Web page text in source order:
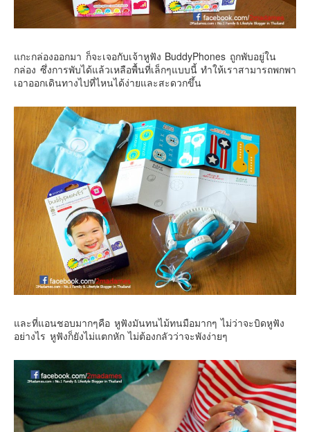
เวียดนาม
ฮ่องกง
มัลดีฟส์
อินเดีย
อินโดนีเซีย
เกาหลีใต้
ฮ่องกง
ไต้หวัน
ฟิลิปปินส์
ออสเตรเลีย
นิวซีแลนด์
อเมริกา
ร้านอร่อย
บทความครอบครัว
Beauty Review
รีวิวสายการบิน
Products & Applications
แกะกล่องออกมา ก็จะเจอกับเจ้าหูฟัง BuddyPhones ถูกพับอยู่ใน
กล่อง ซึ่งการพับได้แล้วเหลือพื้นที่เล็กๆแบบนี้ ทำให้เราสามารถพกพา
เอาออกเดินทางไปที่ไหนได้ง่ายและสะดวกขึ้น
และที่แอนชอบมากๆคือ หูฟังมันทนไม้ทนมือมากๆ ไม่ว่าจะบิดหูฟัง
อย่างไร หูฟังก็ยังไม่แตกหัก ไม่ต้องกลัวว่าจะพังง่ายๆ